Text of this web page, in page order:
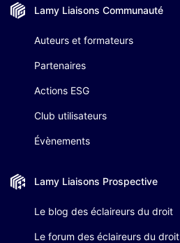
Lamy Liaisons Communauté
Auteurs et formateurs
Partenaires
Actions ESG
Club utilisateurs
Évènements
Lamy Liaisons Prospective
Le blog des éclaireurs du droit
Le forum des éclaireurs du droit